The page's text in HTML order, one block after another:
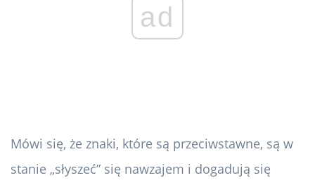
ad
Mówi się, że znaki, które są przeciwstawne, są w
stanie „słyszeć” się nawzajem i dogadują się